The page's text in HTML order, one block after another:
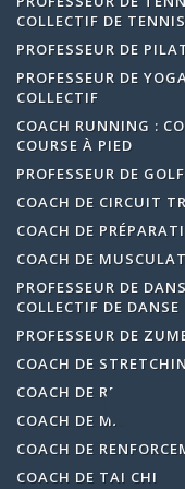
COLLECTIF DE TENNIS
PROFESSEUR DE
PROFESSEUR DE
COLLECTIF
COACH RUNNING :
COURSE À PIED
PROFESSEUR DE GOLF
COACH DE CIRCUIT
COACH DE
COACH DE
PROFESSEUR DE
COLLECTIF DE DANSE
PROFESSEUR DE
COACH DE
COACH DE
COACH DE MARCHE
COACH DE
COACH DE TAI CHI